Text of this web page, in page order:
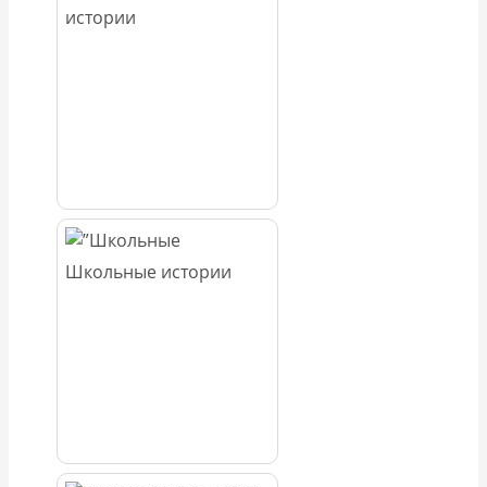
истории
Школьные истории